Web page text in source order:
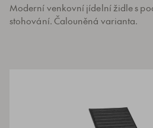
Moderní venkovní jídelní židle s
stohování. Čalouněná varianta.